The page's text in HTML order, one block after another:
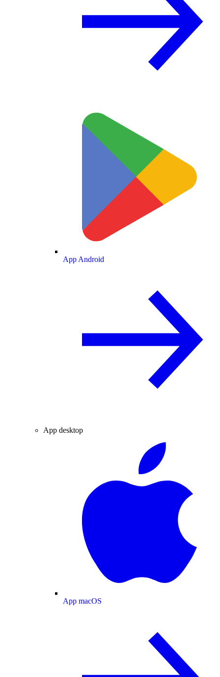
App Android
App desktop
App macOS